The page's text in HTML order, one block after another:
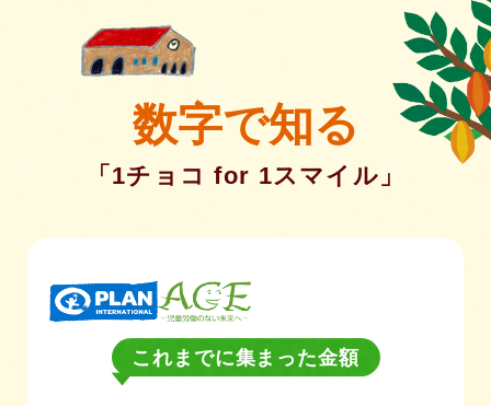
数字で知る
「1チョコ for 1スマイル」
これまでに集まった金額